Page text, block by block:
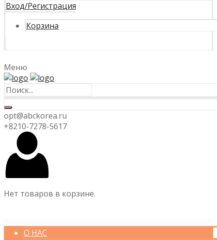
Вход/Регистрация
Корзина
Меню
opt@abckorea.ru
+8210-7278-5617
Нет товаров в корзине.
О НАС